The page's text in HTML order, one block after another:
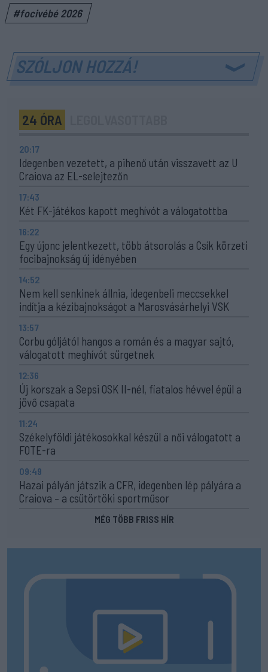
#focivébé 2026
SZÓLJON HOZZÁ!
24 ÓRA
20:17
Idegenben vezetett, a pihenő után visszavett az U
Craiova az EL-selejtezőn
17:43
Két FK-játékos kapott meghívót a válogatottba
16:22
Egy újonc jelentkezett, több átsorolás a Csík körzeti
focibajnokság új idényében
14:52
Nem kell senkinek állnia, idegenbeli meccsekkel
indítja a kézibajnokságot a Marosvásárhelyi VSK
13:57
Corbu góljától hangos a román és a magyar sajtó,
válogatott meghívót sürgetnek
12:36
Új korszak a Sepsi OSK II-nél, fiatalos hévvel épül a
jövő csapata
11:24
Székelyföldi játékosokkal készül a női válogatott a
FOTE-ra
09:49
Hazai pályán játszik a CFR, idegenben lép pályára a
Craiova – a csütörtöki sportműsor
MÉG TÖBB FRISS HÍR